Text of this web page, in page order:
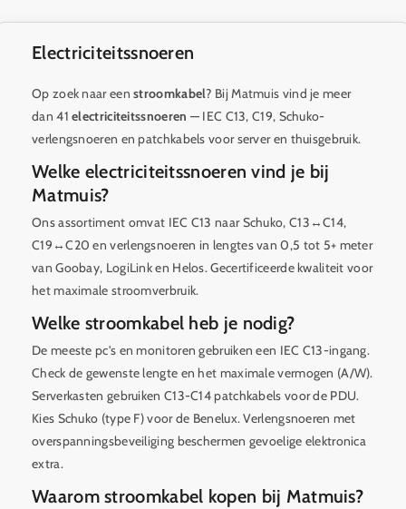
Electriciteitssnoeren
Op zoek naar eenstroomkabel? Bij Matmuis vind je meer
dan 41electriciteitssnoeren — IEC C13, C19, Schuko-
verlengsnoeren en patchkabels voor server en thuisgebruik.
Welke electriciteitssnoeren vind je bij
Matmuis?
Ons assortiment omvat IEC C13 naar Schuko, C13↔C14,
C19↔C20 en verlengsnoeren in lengtes van 0,5 tot 5+ meter
van Goobay, LogiLink en Helos. Gecertificeerde kwaliteit voor
het maximale stroomverbruik.
Welke stroomkabel heb je nodig?
De meeste pc's en monitoren gebruiken een IEC C13-ingang.
Check de gewenste lengte en het maximale vermogen (A/W).
Serverkasten gebruiken C13-C14 patchkabels voor de PDU.
Kies Schuko (type F) voor de Benelux. Verlengsnoeren met
overspanningsbeveiliging beschermen gevoelige elektronica
extra.
Waarom stroomkabel kopen bij Matmuis?